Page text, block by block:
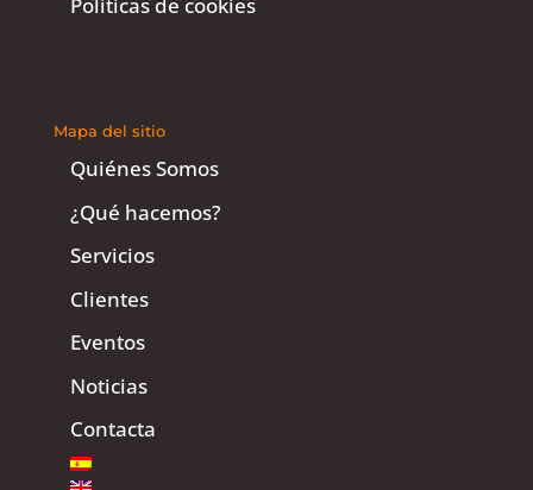
Políticas de cookies
Mapa del sitio
Quiénes Somos
¿Qué hacemos?
Servicios
Clientes
Eventos
Noticias
Contacta